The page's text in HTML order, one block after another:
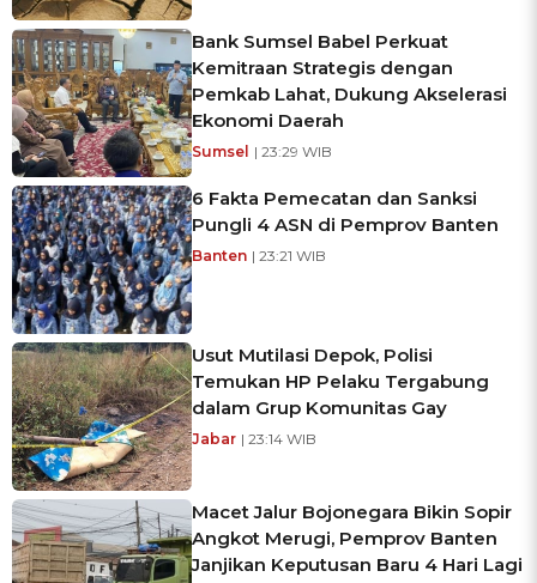
Bank Sumsel Babel Perkuat
Kemitraan Strategis dengan
Pemkab Lahat, Dukung Akselerasi
Ekonomi Daerah
Sumsel | 23:29 WIB
6 Fakta Pemecatan dan Sanksi
Pungli 4 ASN di Pemprov Banten
Banten | 23:21 WIB
Usut Mutilasi Depok, Polisi
Temukan HP Pelaku Tergabung
dalam Grup Komunitas Gay
Jabar | 23:14 WIB
Macet Jalur Bojonegara Bikin Sopir
Angkot Merugi, Pemprov Banten
Janjikan Keputusan Baru 4 Hari Lagi